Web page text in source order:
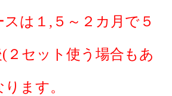
は１,５～２カ月で５
２セット使う場合もあ
ます。